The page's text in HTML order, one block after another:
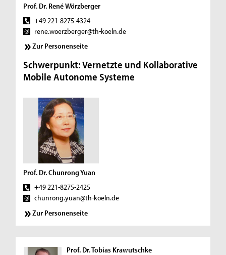
Prof. Dr. René Wörzberger
+49 221-8275-4324
rene.woerzberger@th-koeln.de
Zur Personenseite
Schwerpunkt: Vernetzte und Kollaborative
Mobile Autonome Systeme
Prof. Dr. Chunrong Yuan
+49 221-8275-2425
chunrong.yuan@th-koeln.de
Zur Personenseite
Prof. Dr. Tobias Krawutschke